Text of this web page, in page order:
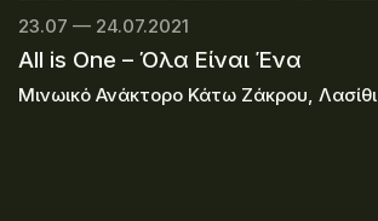
23.07 — 24.07.2021
All is One – Όλα Είναι Ένα
Μινωικό Ανάκτορο Κάτω Ζάκρου, Λασίθι